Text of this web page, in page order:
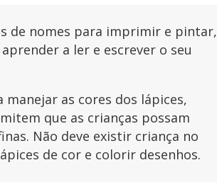
de nomes para imprimir e pintar,
a ler e escrever o seu
as cores dos lápices,
que as crianças possam
Não deve existir criança no
de cor e colorir desenhos.